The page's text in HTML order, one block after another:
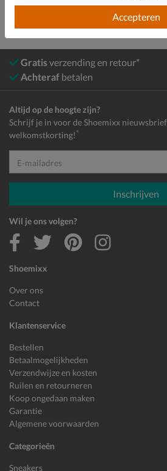
Gratisverzending en retour*
Achteraf betalen
Shoemixx
Over ons
Contact
Klantenservice
Bestellen
Betaalmogelijkheden
Verzendwijze en kosten
Ruilen en retourneren
Koop ongedaan maken
Garantie
Algemene voorwaarden
Categorieën
Sneakers
Altijd op de hoogte zijn?
Schrijf je in voor de Shoemixx
welkomstkorting! *
E-mailadres
Inschrijven
Wil je ons volgen?
Accepteren